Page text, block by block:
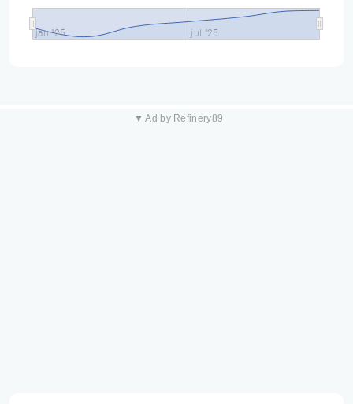
jan "25 jul "25
▼ Ad by Refinery89